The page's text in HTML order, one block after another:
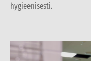
hygieenisesti.